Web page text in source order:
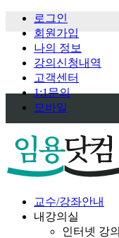
로그인
회원가입
나의 정보
강의신청내역
고객센터
1:1문의
모바일
교수/강좌안내
내강의실
인터넷 강의